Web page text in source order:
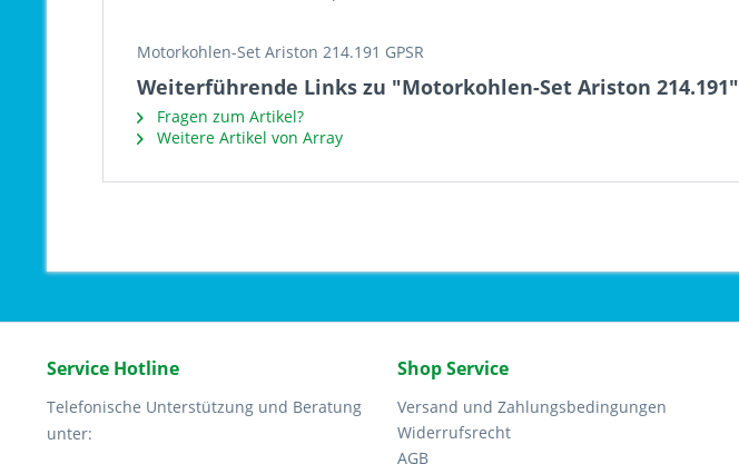
Motorkohlen-Set Ariston 214.191 GPSR
Weiterführende Links zu "Motorkohlen-Set Ariston 214.191"
Fragen zum Artikel?
Weitere Artikel von Array
Service Hotline
Telefonische Unterstützung und Beratung
unter:
Shop Service
Versand und Zahlungsbedingungen
Widerrufsrecht
AGB